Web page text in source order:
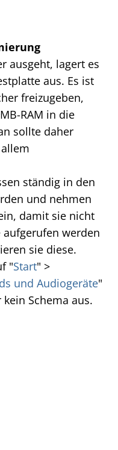
ausgeht, lagert es
aus. Es ist
freizugeben,
RAM in die
sollte daher
ständig in den
und nehmen
damit sie nicht
werden
sie diese.
"Start" >
und Audiogeräte"
Schema aus.